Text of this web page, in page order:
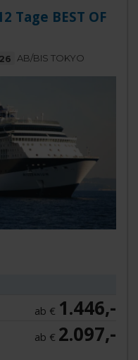
Tage BEST OF
AB/BIS TOKYO
ab € 1.446,-
ab € 2.097,-